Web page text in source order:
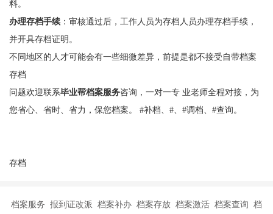
料。
办理存档手续：审核通过后，工作人员为存档人员办理存档手续，
并开具存档证明。
不同地区的人才可能会有一些细微差异，前提是都不接受自带档案
存档
问题欢迎联系毕业帮档案服务咨询，一对一专 业老师全程对接，为
您省心、省时、省力，保您档案。 #补档、#、#调档、#查询。
存档
档案服务 报到证改派 档案补办 档案存放 档案激活 档案查询 档